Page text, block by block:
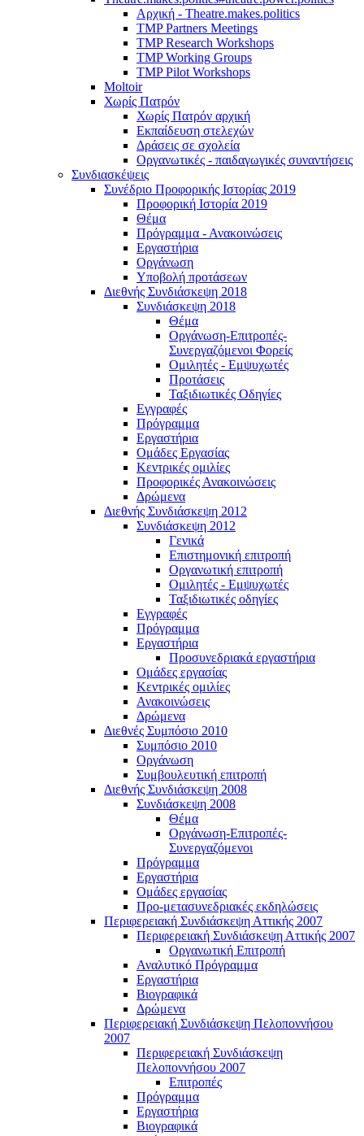
Αρχική - Theatre.makes.politics
TMP Partners Meetings
TMP Research Workshops
TMP Working Groups
TMP Pilot Workshops
Moltoir
Χωρίς Πατρόν
Χωρίς Πατρόν αρχική
Εκπαίδευση στελεχών
Δράσεις σε σχολεία
Οργανωτικές - παιδαγωγικές συναντήσεις
Συνδιασκέψεις
Συνέδριο Προφορικής Ιστορίας 2019
Προφορική Ιστορία 2019
Θέμα
Πρόγραμμα - Ανακοινώσεις
Εργαστήρια
Οργάνωση
Υποβολή προτάσεων
Διεθνής Συνδιάσκεψη 2018
Συνδιάσκεψη 2018
Θέμα
Οργάνωση-Επιτροπές-
Συνεργαζόμενοι Φορείς
Ομιλητές - Εμψυχωτές
Προτάσεις
Ταξιδιωτικές Οδηγίες
Εγγραφές
Πρόγραμμα
Εργαστήρια
Ομάδες Εργασίας
Κεντρικές ομιλίες
Προφορικές Ανακοινώσεις
Δρώμενα
Διεθνής Συνδιάσκεψη 2012
Συνδιάσκεψη 2012
Γενικά
Επιστημονική επιτροπή
Οργανωτική επιτροπή
Ομιλητές - Εμψυχωτές
Ταξιδιωτικές οδηγίες
Εγγραφές
Πρόγραμμα
Εργαστήρια
Προσυνεδριακά εργαστήρια
Ομάδες εργασίας
Κεντρικές ομιλίες
Ανακοινώσεις
Δρώμενα
Διεθνές Συμπόσιο 2010
Συμπόσιο 2010
Οργάνωση
Συμβουλευτική επιτροπή
Διεθνής Συνδιάσκεψη 2008
Συνδιάσκεψη 2008
Θέμα
Οργάνωση-Επιτροπές-
Συνεργαζόμενοι
Πρόγραμμα
Εργαστήρια
Ομάδες εργασίας
Προ-μετασυνεδριακές εκδηλώσεις
Περιφερειακή Συνδιάσκεψη Αττικής 2007
Περιφερειακή Συνδιάσκεψη Αττικής 2007
Οργανωτική Επιτροπή
Αναλυτικό Πρόγραμμα
Εργαστήρια
Βιογραφικά
Δρώμενα
Περιφερειακή Συνδιάσκεψη Πελοποννήσου
2007
Περιφερειακή Συνδιάσκεψη
Πελοποννήσου 2007
Επιτροπές
Πρόγραμμα
Εργαστήρια
Βιογραφικά